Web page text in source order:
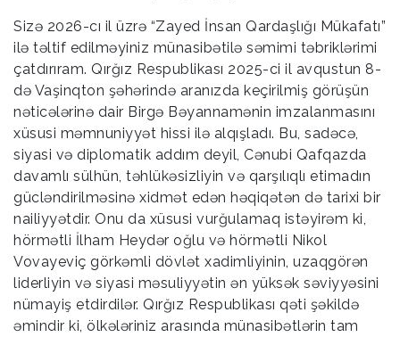
Sizə 2026-cı il üzrə “Zayed İnsan Qardaşlığı Mükafatı”
ilə təltif edilməyiniz münasibətilə səmimi təbriklərimi
çatdırıram. Qırğız Respublikası 2025-ci il avqustun 8-
də Vaşinqton şəhərində aranızda keçirilmiş görüşün
nəticələrinə dair Birgə Bəyannamənin imzalanmasını
xüsusi məmnuniyyət hissi ilə alqışladı. Bu, sadəcə,
siyasi və diplomatik addım deyil, Cənubi Qafqazda
davamlı sülhün, təhlükəsizliyin və qarşılıqlı etimadın
gücləndirilməsinə xidmət edən həqiqətən də tarixi bir
nailiyyətdir. Onu da xüsusi vurğulamaq istəyirəm ki,
hörmətli İlham Heydər oğlu və hörmətli Nikol
Vovayeviç görkəmli dövlət xadimliyinin, uzaqgörən
liderliyin və siyasi məsuliyyətin ən yüksək səviyyəsini
nümayiş etdirdilər. Qırğız Respublikası qəti şəkildə
əmindir ki, ölkələriniz arasında münasibətlərin tam